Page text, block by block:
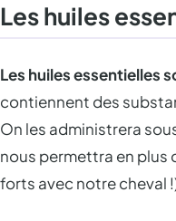
Les huiles
Les huiles essentielles
contiennent des
On les administrera
nous permettra en plus
forts avec notre cheval